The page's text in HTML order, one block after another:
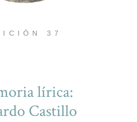
37
lí­rica:
Castillo